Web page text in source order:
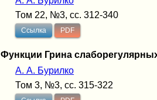
Том 22, №3, сс. 312-340
Ссылка PDF
Функции Грина
А. A. Бурилко
Том 3, №3, сс. 315-322